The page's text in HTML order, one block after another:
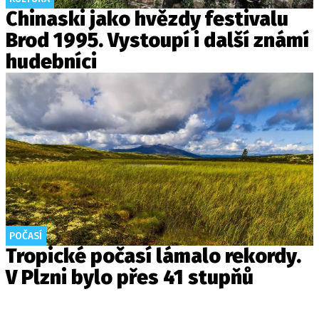
Chinaski jako hvězdy festivalu
Brod 1995. Vystoupí i další známí
hudebníci
POČASÍ
Tropické počasí lámalo rekordy.
V Plzni bylo přes 41 stupňů